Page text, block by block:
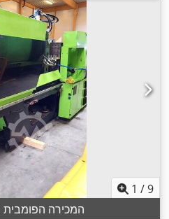
1 /9
המכירה